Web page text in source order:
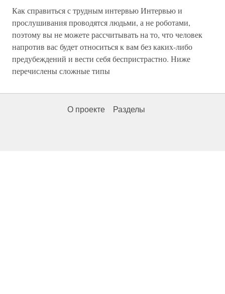
Как справиться с трудным интервью Интервью и
прослушивания проводятся людьми, а не роботами,
поэтому вы не можете рассчитывать на то, что человек
напротив вас будет относиться к вам без каких-либо
предубеждений и вести себя беспристрастно. Ниже
перечислены сложные типы
О проекте Разделы